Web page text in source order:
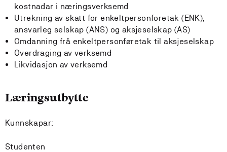
kostnadar i næringsverksemd
Utrekning av skatt for enkeltpersonforetak (ENK),
ansvarleg selskap (ANS) og aksjeselskap (AS)
Omdanning frå enkeltpersonføretak til aksjeselskap
Overdraging av verksemd
Likvidasjon av verksemd
Læringsutbytte
Kunnskapar:
Studenten